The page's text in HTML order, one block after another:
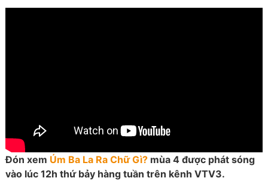
Đón xem Úm Ba La Ra Chữ Gì?mùa 4 được phát sóng
vào lúc 12h thứ bảy hàng tuần trên kênh VTV3.